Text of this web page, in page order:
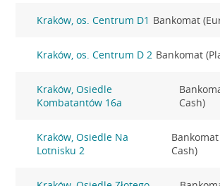
Kraków, os. Centrum D1 Bankomat
Kraków, os. Centrum D 2 Bankomat
Kraków, Osiedle
Kombatantów 16a
Cash)
Kraków, Osiedle Na
Lotnisku 2
Cash)